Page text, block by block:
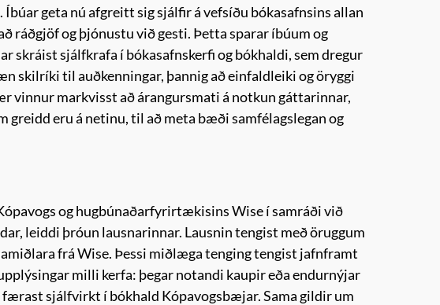
geta nú afgreitt sig sjálfir á vefsíðu bókasafnsins allan
ráðgjöf og þjónustu við gesti. Þetta sparar íbúum og
skráist sjálfkrafa í bókasafnskerfi og bókhaldi, sem dregur
skilríki til auðkenningar, þannig að einfaldleiki og öryggi
vinnur markvisst að árangursmati á notkun gáttarinnar,
eru á netinu, til að meta bæði samfélagslegan og
og hugbúnaðarfyrirtækisins Wise í samráði við
leiddi þróun lausnarinnar. Lausnin tengist með öruggum
frá Wise. Þessi miðlæga tenging tengist jafnframt
milli kerfa: þegar notandi kaupir eða endurnýjar
sjálfvirkt í bókhald Kópavogsbæjar. Sama gildir um